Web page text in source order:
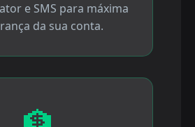
e SMS para máxima
da sua conta.